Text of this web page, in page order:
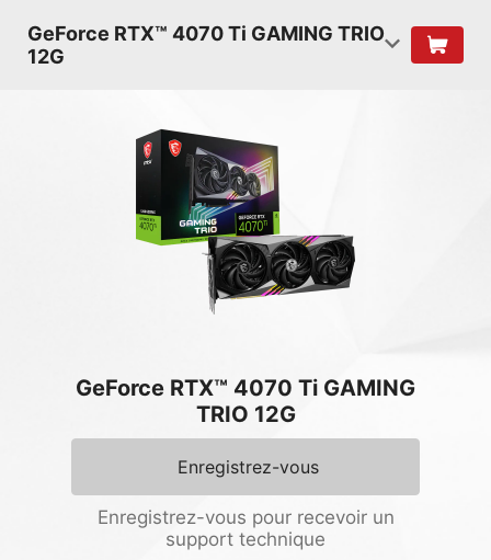
GeForce RTX™ 4070 Ti GAMING TRIO
12G
GeForce RTX™ 4070 Ti GAMING
TRIO 12G
Enregistrez-vous
Enregistrez-vous pour recevoir un
support technique